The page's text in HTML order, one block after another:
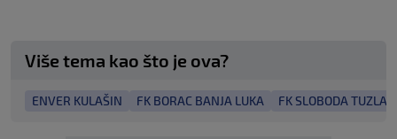
Više tema kao što je ova?
ENVER KULAŠIN FK BORAC BANJA LUKA FK SLOBODA TUZLA